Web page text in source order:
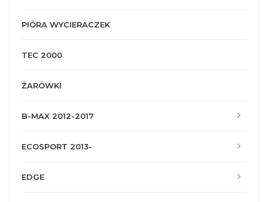
PIÓRA WYCIERACZEK
TEC 2000
ŻARÓWKI
B-MAX 2012-2017
ECOSPORT 2013-
EDGE